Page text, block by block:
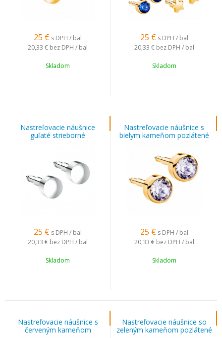
25 € s DPH / bal
20,33 € bez DPH / bal
Skladom
25 € s DPH / bal
20,33 € bez DPH / bal
Skladom
Nastreľovacie náušnice
guľaté strieborné
25 € s DPH / bal
20,33 € bez DPH / bal
Skladom
Nastreľovacie náušnice s
bielym kameňom pozlátené
25 € s DPH / bal
20,33 € bez DPH / bal
Skladom
Nastreľovacie náušnice s
červeným kameňom
Nastreľovacie náušnice so
zeleným kameňom pozlátené